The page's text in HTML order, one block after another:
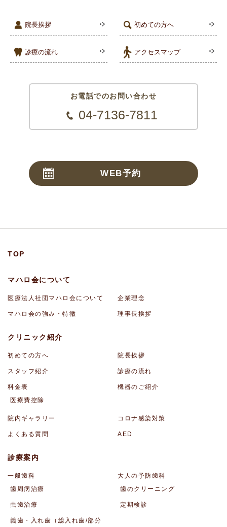
院長挨拶 初めての方へ
診療の流れ アクセスマップ
お電話でのお問い合わせ
04-7136-7811
WEB予約
TOP
マハロ会について
医療法人社団マハロ会について 企業理念
マハロ会の強み・特徴 理事長挨拶
クリニック紹介
初めての方へ 院長挨拶
スタッフ紹介 診療の流れ
料金表
医療費控除
機器のご紹介
院内ギャラリー コロナ感染対策
よくある質問 AED
診療案内
一般歯科
歯周病治療
虫歯治療
義歯・入れ歯（総入れ歯/部分
大人の予防歯科
歯のクリーニング
定期検診